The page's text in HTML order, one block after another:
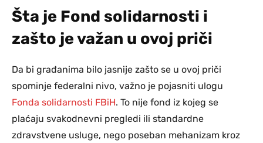
Šta je Fond solidarnosti i
zašto je važan u ovoj priči
Da bi građanima bilo jasnije zašto se u ovoj priči
spominje federalni nivo, važno je pojasniti ulogu
Fonda solidarnosti FBiH. To nije fond iz kojeg se
plaćaju svakodnevni pregledi ili standardne
zdravstvene usluge, nego poseban mehanizam kroz